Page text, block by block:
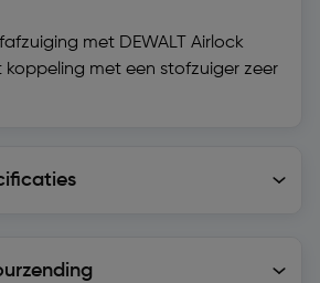
met DEWALT Airlock
met een stofzuiger zeer